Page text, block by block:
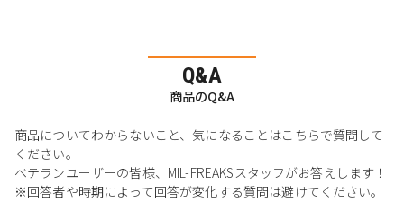
Q&A
商品のQ&A
商品についてわからないこと、気になることはこちらで質問して
ください。
ベテランユーザーの皆様、MIL-FREAKSスタッフがお答えします！
※回答者や時期によって回答が変化する質問は避けてください。